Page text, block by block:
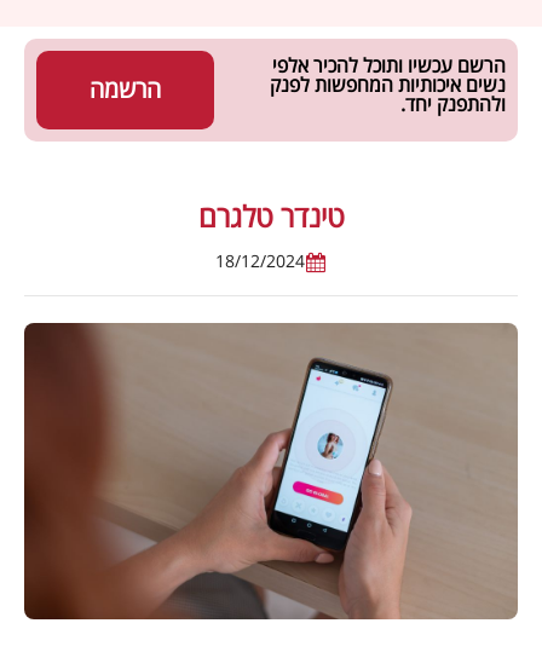
הרשמה
הרשם עכשיו ותוכל להכיר אלפי
נשים איכותיות המחפשות לפנק
ולהתפנק יחד.
טינדר טלגרם
18/12/2024